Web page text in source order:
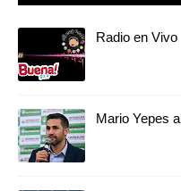
Radio en Vivo
Mario Yepes